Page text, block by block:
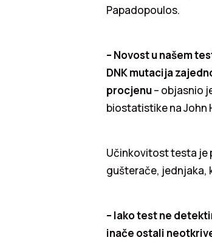
Papadopoulos.
– Novost u našem
DNK mutacija
procjenu– objasnio
biostatistike na John
Učinkovitost testa je
gušterače, jednjaka,
– Iako test ne
inače ostali